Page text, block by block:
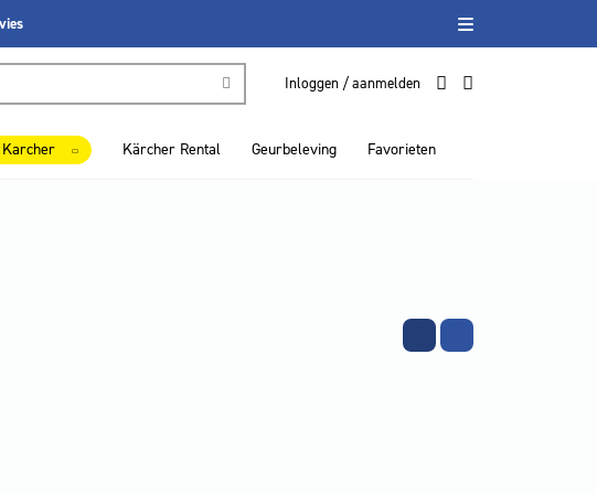
Inloggen / aanmelden
Karcher Kärcher Rental Geurbeleving Favorieten